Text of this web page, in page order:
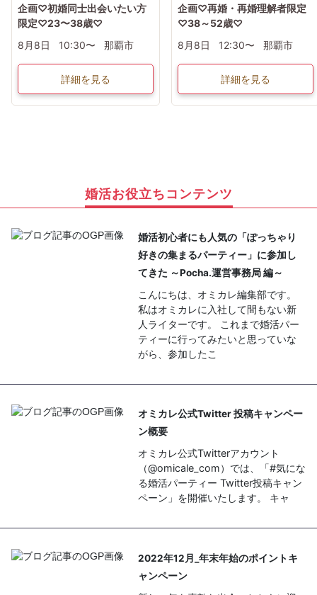
企画♡初婚同士出会いたい方
限定♡23〜38歳♡
8月8日
10:30〜 那覇市
詳細を見る
企画♡再婚・再婚理解者限定
♡38～52歳♡
8月8日
12:30〜 那覇市
詳細を見る
婚活お役立ちコンテンツ
婚活初心者にも人気の「ぽっちゃり
好きの集まるパーティー」に参加し
てきた ～Pocha.運営事務局 編～
こんにちは、オミカレ編集部です。
私はオミカレに入社して間もない新
人ライターです。 これまで婚活パー
ティーに行ってみたいと思っていな
がら、参加したこ
オミカレ公式Twitter 投稿キャンペー
ン概要
オミカレ公式Twitterアカウント
（@omicale_com）では、「#気にな
る婚活パーティー Twitter投稿キャン
ペーン」を開催いたします。 キャ
2022年12月_年末年始のポイントキ
ャンペーン